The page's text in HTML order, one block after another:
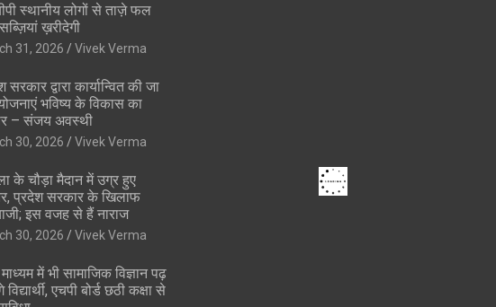
स्थानीय लोगों से ताज़े फल
ख़रीदेगी
31, 2026 Vivek Verma
सरकार द्वारा कार्यान्वित की जा
भविष्य के विकास का
– संजय अवस्थी
30, 2026 Vivek Verma
के चौड़ा मैदान में उग्र हुए
प्रदेश सरकार के खिलाफ
इस वजह से हैं नाराज
30, 2026 Vivek Verma
माध्यम में भी सामाजिक विज्ञान पढ़
एचपी बोर्ड छठी कक्षा से